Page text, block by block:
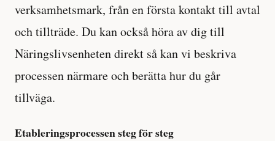
verksamhetsmark, från en första kontakt till avtal
och tillträde. Du kan också höra av dig till
Näringslivsenheten direkt så kan vi beskriva
processen närmare och berätta hur du går
tillväga.
Etableringsprocessen steg för steg